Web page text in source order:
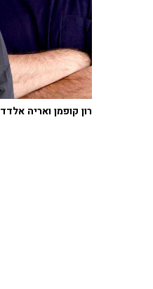
רון קופמן ואריה אלדד